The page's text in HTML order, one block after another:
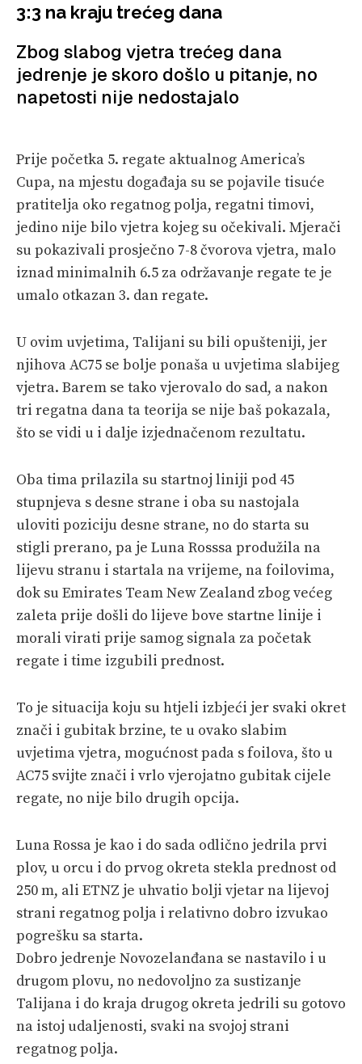
3:3 na kraju trećeg dana
Zbog slabog vjetra trećeg dana
jedrenje je skoro došlo u pitanje, no
napetosti nije nedostajalo
Prije početka 5. regate aktualnog America’s
Cupa, na mjestu događaja su se pojavile tisuće
pratitelja oko regatnog polja, regatni timovi,
jedino nije bilo vjetra kojeg su očekivali. Mjerači
su pokazivali prosječno 7-8 čvorova vjetra, malo
iznad minimalnih 6.5 za održavanje regate te je
umalo otkazan 3. dan regate.
U ovim uvjetima, Talijani su bili opušteniji, jer
njihova AC75 se bolje ponaša u uvjetima slabijeg
vjetra. Barem se tako vjerovalo do sad, a nakon
tri regatna dana ta teorija se nije baš pokazala,
što se vidi u i dalje izjednačenom rezultatu.
Oba tima prilazila su startnoj liniji pod 45
stupnjeva s desne strane i oba su nastojala
uloviti poziciju desne strane, no do starta su
stigli prerano, pa je Luna Rosssa produžila na
lijevu stranu i startala na vrijeme, na foilovima,
dok su Emirates Team New Zealand zbog većeg
zaleta prije došli do lijeve bove startne linije i
morali virati prije samog signala za početak
regate i time izgubili prednost.
To je situacija koju su htjeli izbjeći jer svaki okret
znači i gubitak brzine, te u ovako slabim
uvjetima vjetra, mogućnost pada s foilova, što u
AC75 svijte znači i vrlo vjerojatno gubitak cijele
regate, no nije bilo drugih opcija.
Luna Rossa je kao i do sada odlično jedrila prvi
plov, u orcu i do prvog okreta stekla prednost od
250 m, ali ETNZ je uhvatio bolji vjetar na lijevoj
strani regatnog polja i relativno dobro izvukao
pogrešku sa starta.
Dobro jedrenje Novozelanđana se nastavilo i u
drugom plovu, no nedovoljno za sustizanje
Talijana i do kraja drugog okreta jedrili su gotovo
na istoj udaljenosti, svaki na svojoj strani
regatnog polja.